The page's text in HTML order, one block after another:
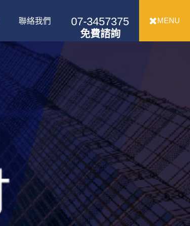
MENU
聯絡我們 07-3457375
免費諮詢